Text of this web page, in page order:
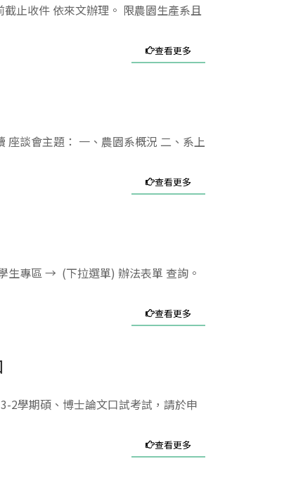
止收件 依來文辦理。 限農園生產系且
查看更多
談會主題： 一、農園系概況 二、系上
查看更多
生專區 → (下拉選單) 辦法表單 查詢。
查看更多
2學期碩、博士論文口試考試，請於申
查看更多